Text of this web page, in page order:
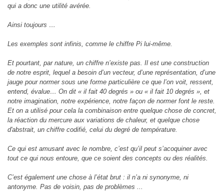
qui a donc une utilité avérée.
Ainsi toujours …
Les exemples sont infinis, comme le chiffre Pi lui-même.
Et pourtant, par nature, un chiffre n’existe pas. Il est une construction
de notre esprit, lequel a besoin d’un vecteur, d’une représentation, d’une
jauge pour normer sous une forme particulière ce que l’on voit, ressent,
entend, évalue… On dit « il fait 40 degrés » ou « il fait 10 degrés », et
notre imagination, notre expérience, notre façon de normer font le reste.
Et on a utilisé pour cela la combinaison entre quelque chose de concret,
la réaction du mercure aux variations de chaleur, et quelque chose
d'abstrait, un chiffre codifié, celui du degré de température.
Ce qui est amusant avec le nombre, c’est qu’il peut s’acoquiner avec
tout ce qui nous entoure, que ce soient des concepts ou des réalités.
C’est également une chose à l’état brut : il n’a ni synonyme, ni
antonyme. Pas de voisin, pas de problèmes ...